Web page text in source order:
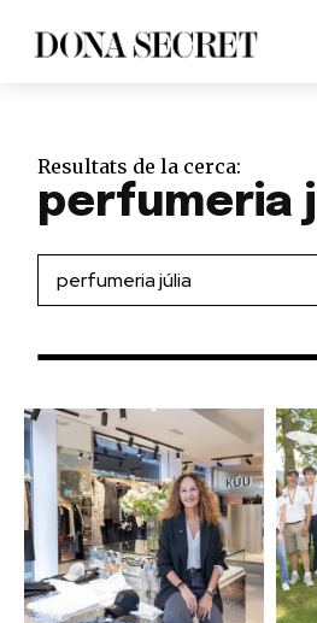
Resultats de la cerca:
perfumeria